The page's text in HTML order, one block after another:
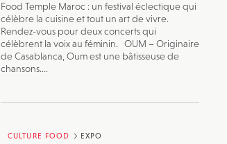
Food Temple Maroc : un festival éclectique qui
célèbre la cuisine et tout un art de vivre.
Rendez-vous pour deux concerts qui
célèbrent la voix au féminin. OUM – Originaire
de Casablanca, Oum est une bâtisseuse de
chansons....
CULTURE FOOD EXPO